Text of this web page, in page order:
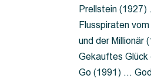
Prellstein
Flusspiraten
und der
Gekauftes
Go (1991) …